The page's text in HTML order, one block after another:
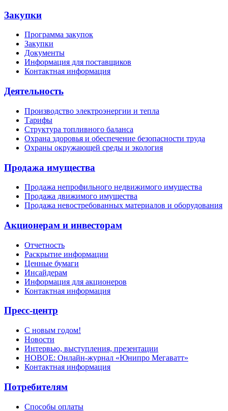
Закупки
Программа закупок
Закупки
Документы
Информация для поставщиков
Контактная информация
Деятельность
Производство электроэнергии и тепла
Тарифы
Структура топливного баланса
Охрана здоровья и обеспечение безопасности труда
Охраны окружающей среды и экология
Продажа имущества
Продажа непрофильного недвижимого имущества
Продажа движимого имущества
Продажа невостребованных материалов и оборудования
Акционерам и инвесторам
Отчетность
Раскрытие информации
Ценные бумаги
Инсайдерам
Информация для акционеров
Контактная информация
Пресс-центр
С новым годом!
Новости
Интервью, выступления, презентации
НОВОЕ: Онлайн-журнал «Юнипро Мегаватт»
Контактная информация
Потребителям
Способы оплаты